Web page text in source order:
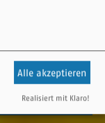
Alle akzeptieren
Realisiert mit Klaro!